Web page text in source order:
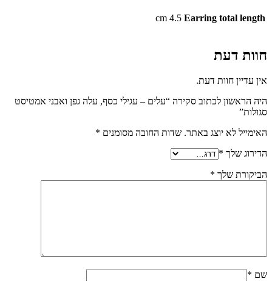
Earring total length
4.5 cm
חוות דעת
אין עדיין חוות דעת.
היה הראשון לכתוב סקירה “עלים – עגילי כסף, עלה גפן ואבני אמטיסט
סגולות”
האימייל לא יוצג באתר. שדות החובה מסומנים*
הדירוג שלך*
הביקורת שלך*
שם*